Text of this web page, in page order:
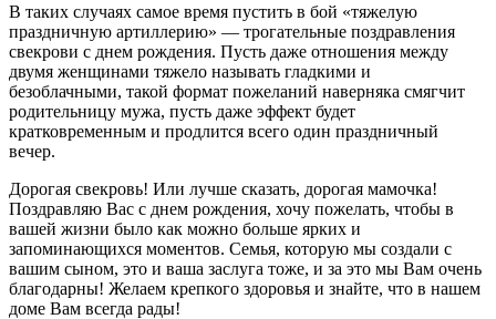
В таких случаях самое время пустить в бой «тяжелую
праздничную артиллерию» — трогательные поздравления
свекрови с днем рождения. Пусть даже отношения между
двумя женщинами тяжело называть гладкими и
безоблачными, такой формат пожеланий наверняка смягчит
родительницу мужа, пусть даже эффект будет
кратковременным и продлится всего один праздничный
вечер.
Дорогая свекровь! Или лучше сказать, дорогая мамочка!
Поздравляю Вас с днем рождения, хочу пожелать, чтобы в
вашей жизни было как можно больше ярких и
запоминающихся моментов. Семья, которую мы создали с
вашим сыном, это и ваша заслуга тоже, и за это мы Вам очень
благодарны! Желаем крепкого здоровья и знайте, что в нашем
доме Вам всегда рады!